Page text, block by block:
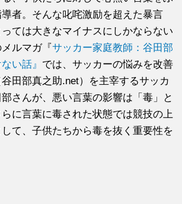
者。そんな叱咤激励を超えた暴言
ては大きなマイナスにしかならない
ルマガ『サッカー家庭教師：谷田部
い話』 では、サッカーの悩みを改善
田部真之助.net）を主宰するサッカ
さんが、悪い言葉の影響は「毒」と
に言葉に毒された状態では競技の上
て、子供たちから毒を抜く重要性を